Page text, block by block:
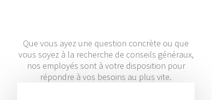
Que vous ayez une question concrète ou que
vous soyez à la recherche de conseils généraux,
nos employés sont à votre disposition pour
répondre à vos besoins au plus vite.